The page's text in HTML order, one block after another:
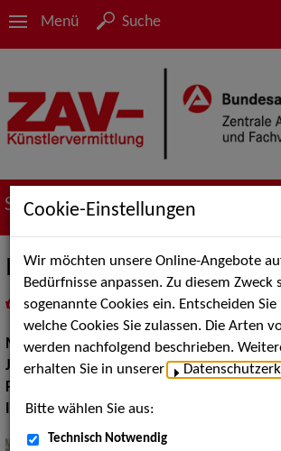
Menü Suche
Suche nach Künstler*innen
Ines Weber
inMeine Merklistelegen
Musik:Instrumental Solisten, Jazz, Pop,
Jazz:Standards und Swing
Pop Rock Tanzmusik:
Instrument:Saxofon, Klarinette
Cookie-Einstellungen
Wir möchten unsere Online-Angebote
Bedürfnisse anpassen. Zu diesem Zweck
sogenannte Cookies ein. Entscheiden
welche Cookies Sie zulassen. Die Arten
werden nachfolgend beschrieben.
erhalten Sie in unserer
Bitte wählen Sie aus:
Technisch Notwendig